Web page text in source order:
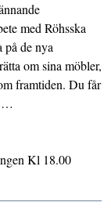
med Röhsska
på de nya
om sina möbler,
framtiden. Du får
…
Kl 18.00